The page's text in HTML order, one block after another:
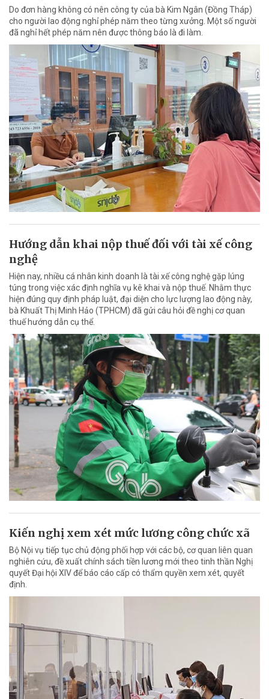
Do đơn hàng không có nên công ty của bà Kim Ngân (Đồng Tháp)
cho người lao động nghỉ phép năm theo từng xưởng. Một số người
đã nghỉ hết phép năm nên được thông báo là đi làm.
Hướng dẫn khai nộp thuế đối với tài xế công
nghệ
Hiện nay, nhiều cá nhân kinh doanh là tài xế công nghệ gặp lúng
túng trong việc xác định nghĩa vụ kê khai và nộp thuế. Nhằm thực
hiện đúng quy định pháp luật, đại diện cho lực lượng lao động này,
bà Khuất Thị Minh Hảo (TPHCM) đã gửi câu hỏi đề nghị cơ quan
thuế hướng dẫn cụ thể.
Kiến nghị xem xét mức lương công chức xã
Bộ Nội vụ tiếp tục chủ động phối hợp với các bộ, cơ quan liên quan
nghiên cứu, đề xuất chính sách tiền lương mới theo tinh thần Nghị
quyết Đại hội XIV để báo cáo cấp có thẩm quyền xem xét, quyết
định.